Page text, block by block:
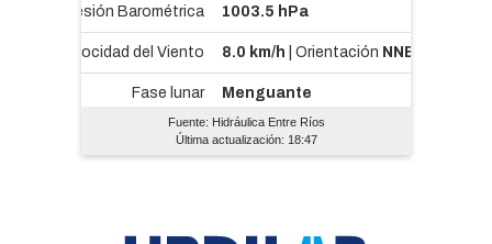
Fuente: Hidráulica Entre Ríos
Última actualización: 18:47